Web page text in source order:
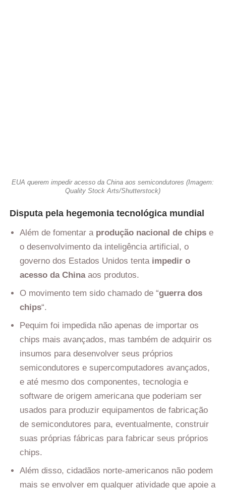
EUA querem impedir acesso da China aos semicondutores (Imagem:
Quality Stock Arts/Shutterstock)
Disputa pela hegemonia tecnológica mundial
Além de fomentar a produção nacional de chips e
o desenvolvimento da inteligência artificial, o
governo dos Estados Unidos tenta impedir o
acesso da Chinaaos produtos.
O movimento tem sido chamado de “guerra dos
chips“.
Pequim foi impedida não apenas de importar os
chips mais avançados, mas também de adquirir os
insumos para desenvolver seus próprios
semicondutores e supercomputadores avançados,
e até mesmo dos componentes, tecnologia e
software de origem americana que poderiam ser
usados para produzir equipamentos de fabricação
de semicondutores para, eventualmente, construir
suas próprias fábricas para fabricar seus próprios
chips.
Além disso, cidadãos norte-americanos não podem
mais se envolver em qualquer atividade que apoie a